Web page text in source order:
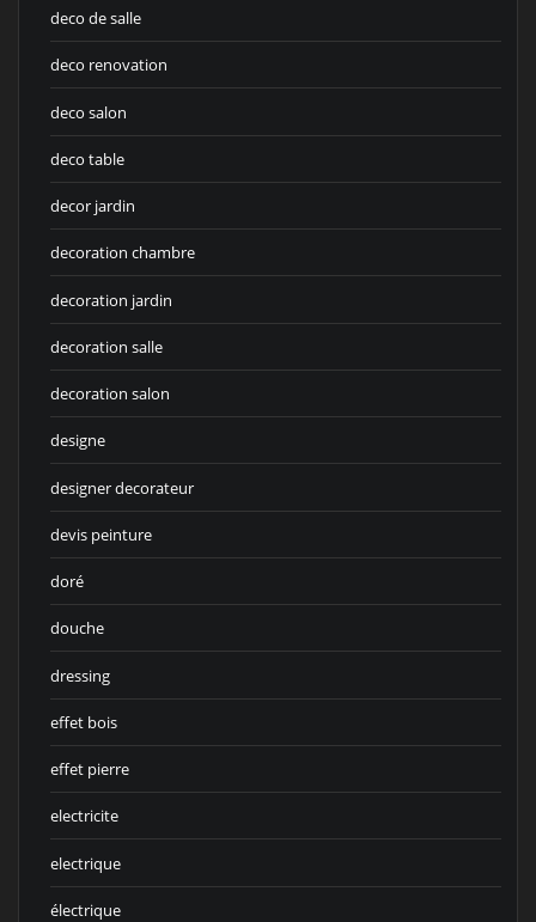
deco de salle
deco renovation
deco salon
deco table
decor jardin
decoration chambre
decoration jardin
decoration salle
decoration salon
designe
designer decorateur
devis peinture
doré
douche
dressing
effet bois
effet pierre
electricite
electrique
électrique